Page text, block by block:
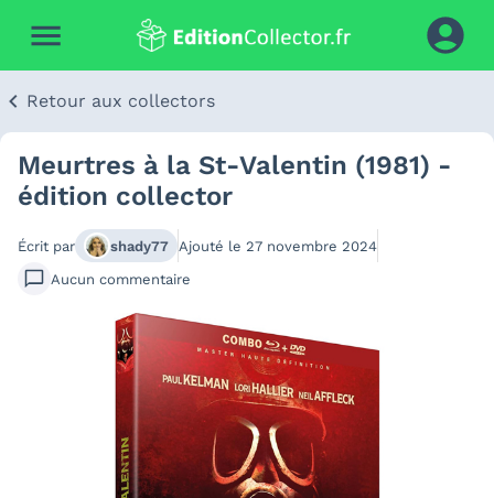
Retour aux collectors
Meurtres à la St-Valentin (1981) -
édition collector
Écrit par shady77 Ajouté le 27 novembre 2024
Aucun commentaire